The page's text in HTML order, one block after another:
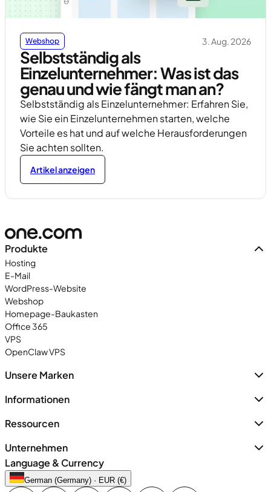
Webshop 3. Aug. 2026
Selbstständig als
Einzelunternehmer: Was ist das
genau und wie fängt man an?
Selbstständig als Einzelunternehmer: Erfahren Sie,
wie Sie ein Einzelunternehmen starten, welche
Vorteile es hat und auf welche Herausforderungen
Sie achten sollten.
Artikel anzeigen
Produkte
Hosting
E-Mail
WordPress-Website
Webshop
Homepage-Baukasten
Office 365
VPS
OpenClaw VPS
Unsere Marken
Informationen
Ressourcen
Unternehmen
Language & Currency
German (Germany) · EUR (€)